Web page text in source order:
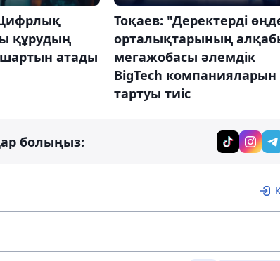
құрудың
атады
Тоқаев: "Деректерді
орталықтарының
мегажобасы әлемдік
BigTech компанияларын
тартуы тиіс
болыңыз: